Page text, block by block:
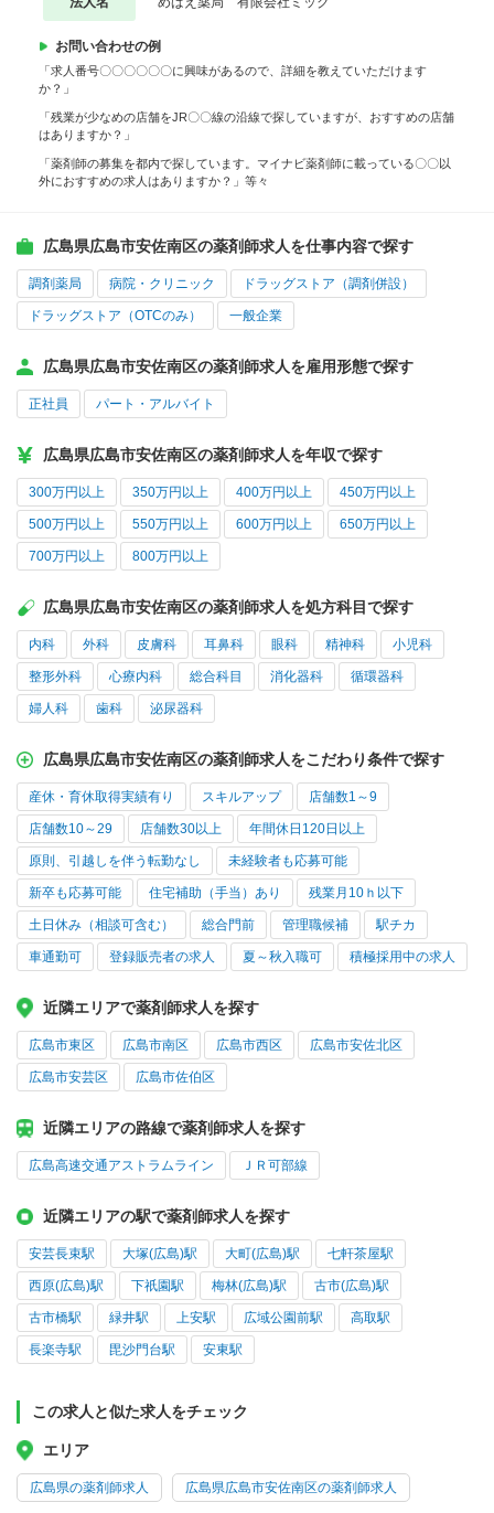
お問い合わせの例
「求人番号〇〇〇〇〇〇に興味があるので、詳細を教えていただけます
か？」
「残業が少なめの店舗をJR〇〇線の沿線で探していますが、おすすめの店舗
はありますか？」
「薬剤師の募集を都内で探しています。マイナビ薬剤師に載っている〇〇以
外におすすめの求人はありますか？」等々
広島県広島市安佐南区の薬剤師求人を仕事内容で探す
調剤薬局 病院・クリニック ドラッグストア（調剤併設）
ドラッグストア（OTCのみ） 一般企業
広島県広島市安佐南区の薬剤師求人を雇用形態で探す
正社員 パート・アルバイト
広島県広島市安佐南区の薬剤師求人を年収で探す
300万円以上 350万円以上 400万円以上 450万円以上
500万円以上 550万円以上 600万円以上 650万円以上
700万円以上 800万円以上
広島県広島市安佐南区の薬剤師求人を処方科目で探す
内科 外科 皮膚科 耳鼻科 眼科 精神科 小児科
整形外科 心療内科 総合科目 消化器科 循環器科
婦人科 歯科 泌尿器科
広島県広島市安佐南区の薬剤師求人をこだわり条件で探す
産休・育休取得実績有り スキルアップ 店舗数1～9
店舗数10～29 店舗数30以上 年間休日120日以上
原則、引越しを伴う転勤なし 未経験者も応募可能
新卒も応募可能 住宅補助（手当）あり 残業月10ｈ以下
土日休み（相談可含む） 総合門前 管理職候補 駅チカ
車通勤可 登録販売者の求人 夏～秋入職可 積極採用中の求人
近隣エリアで薬剤師求人を探す
広島市東区 広島市南区 広島市西区 広島市安佐北区
広島市安芸区 広島市佐伯区
近隣エリアの路線で薬剤師求人を探す
広島高速交通アストラムライン ＪＲ可部線
近隣エリアの駅で薬剤師求人を探す
安芸長束駅 大塚(広島)駅 大町(広島)駅 七軒茶屋駅
西原(広島)駅 下祇園駅 梅林(広島)駅 古市(広島)駅
古市橋駅 緑井駅 上安駅 広域公園前駅 高取駅
長楽寺駅 毘沙門台駅 安東駅
この求人と似た求人をチェック
エリア
広島県の薬剤師求人 広島県広島市安佐南区の薬剤師求人